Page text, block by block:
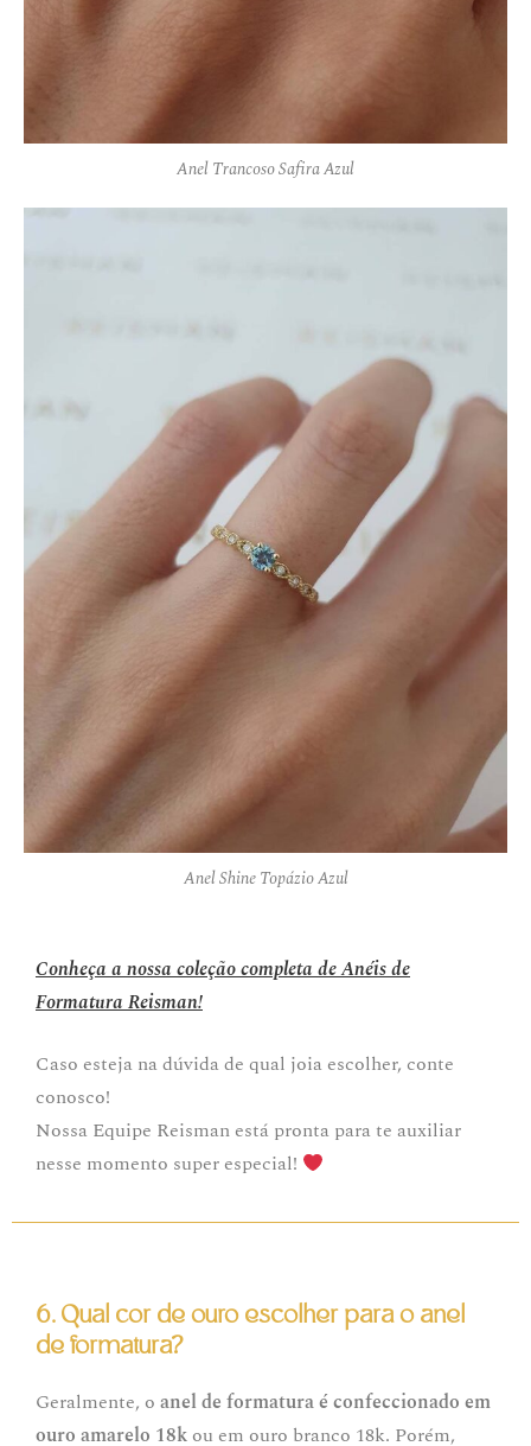
Anel Trancoso Safira Azul
Anel Shine Topázio Azul
Conheça a nossa coleção completa de Anéis de
Formatura Reisman!
Caso esteja na dúvida de qual joia escolher, conte
conosco!
Nossa Equipe Reisman está pronta para te auxiliar
nesse momento super especial!
6. Qual cor de ouro escolher para o anel
de formatura?
Geralmente, o anel de formatura é confeccionado em
ouro amarelo 18kou em ouro branco 18k. Porém,